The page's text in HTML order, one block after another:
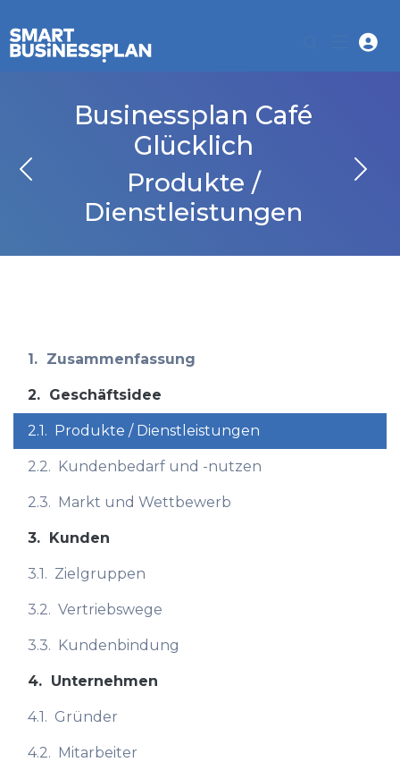
Businessplan Café
Glücklich
Produkte /
Dienstleistungen
1. Zusammenfassung
2. Geschäftsidee
2.1. Produkte / Dienstleistungen
2.2. Kundenbedarf und -nutzen
2.3. Markt und Wettbewerb
3. Kunden
3.1. Zielgruppen
3.2. Vertriebswege
3.3. Kundenbindung
4. Unternehmen
4.1. Gründer
4.2. Mitarbeiter